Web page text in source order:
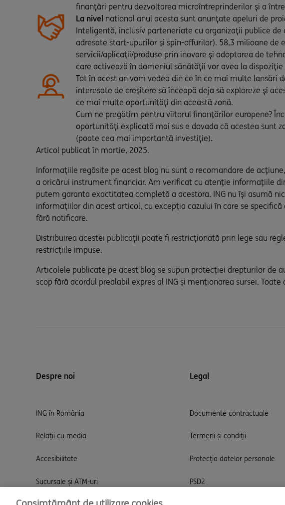
finanțări pentru dezvoltarea microîntreprinderilor și a
La nivel national anul acesta sunt anunțate apeluri de
Inteligentă, inclusiv parteneriate cu organizații publice
adresate start-upurilor și spin-offurilor). 58,3 milioane de
servicii/aplicații/produse prin inovare și adoptarea de
care activează în domeniul sănătății vor avea la
Tot în acest an vom vedea din ce în ce mai multe
interesate de creșitere să înceapă deja să exploreze și
ce mai multe oportunități din această zonă.
Cum ne pregătim pentru viitorul finanțărilor europene?
oportunități explicată mai sus e dovada că acestea sunt
(poate cea mai importantă investiție).
Articol publicat în martie, 2025.
Informațiile regăsite pe acest blog nu sunt o recomandare de
a oricărui instrument financiar. Am verificat cu atenție informațiile
putem garanta exactitatea completă a acestora. ING nu își asumă
informațiilor din acest articol, cu excepția cazului în care se
fără notificare.
Distribuirea acestei publicații poate fi restricționată prin lege sau
restricțiile impuse.
Articolele publicate pe acest blog se supun protecției drepturilor de
scop fără acordul prealabil expres al ING și menționarea sursei.
Despre noi
ING în România
Relații cu media
Accesibilitate
Sucursale și ATM-uri
Legal
Documente contractuale
Termeni și condiții
Protecția datelor personale
PSD2